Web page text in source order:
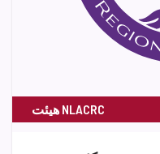
هیئت NLACRC